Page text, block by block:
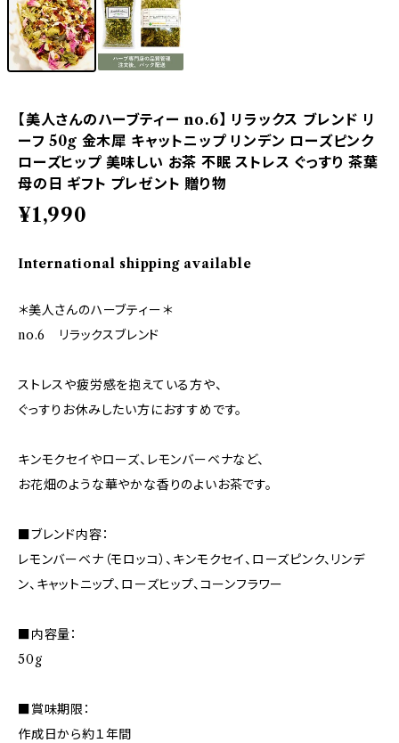
【美人さんのハーブティー no.6】 リラックス ブレンド リ
ーフ 50g 金木犀 キャットニップ リンデン ローズピンク
ローズヒップ 美味しい お茶 不眠 ストレス ぐっすり 茶葉
母の日 ギフト プレゼント 贈り物
¥1,990
International shipping available
＊美人さんのハーブティー＊
no.6 リラックスブレンド
ストレスや疲労感を抱えている方や、
ぐっすりお休みしたい方におすすめです。
キンモクセイやローズ、レモンバーベナなど、
お花畑のような華やかな香りのよいお茶です。
■ブレンド内容：
レモンバーベナ（モロッコ）、キンモクセイ、ローズピンク、リンデ
ン、キャットニップ、ローズヒップ、コーンフラワー
■内容量：
50g
■賞味期限：
作成日から約１年間